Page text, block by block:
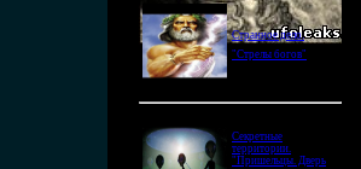
Странное дело.
"Стрелы богов"
Секретные
территории.
"Пришельцы. Дверь